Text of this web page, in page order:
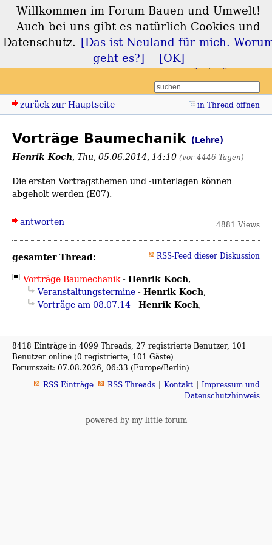
Forum Bauen und
Umwelt
zurück zur Hauptseite in Thread öffnen
Vorträge Baumechanik (Lehre)
Henrik Koch,Thu, 05.06.2014, 14:10 (vor 4446 Tagen)
Die ersten Vortragsthemen und -unterlagen können
abgeholt werden (E07).
antworten 4881 Views
gesamter Thread: RSS-Feed dieser Diskussion
Vorträge Baumechanik- Henrik Koch,
Veranstaltungstermine- Henrik Koch,
Vorträge am 08.07.14- Henrik Koch,
8418 Einträge in 4099 Threads, 27 registrierte Benutzer, 101
Benutzer online (0 registrierte, 101 Gäste)
Forumszeit: 07.08.2026, 06:33 (Europe/Berlin)
RSS Einträge
RSS Threads Kontakt
Impressum und
Datenschutzhinweis
powered by my little forum
Willkommen im Forum Bauen und Umwelt!
Auch bei uns gibt es natürlich Cookies und
Datenschutz. [Das ist Neuland für mich.
geht es?]
[OK]